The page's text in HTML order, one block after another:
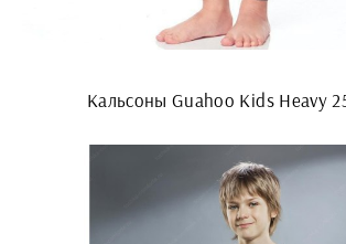
Кальсоны Guahoo Kids Heavy